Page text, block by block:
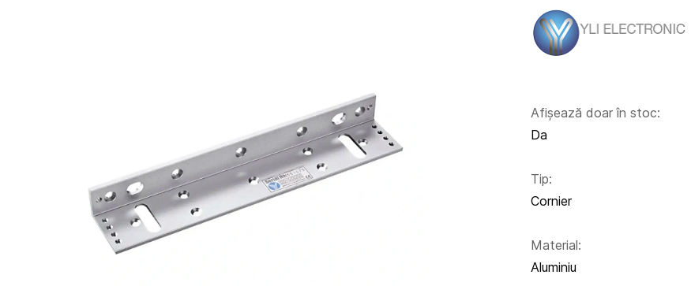
Afișează doar în stoc:
Da
Tip:
Cornier
Material:
Aluminiu